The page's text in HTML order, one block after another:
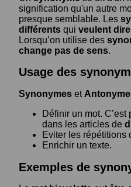
signification qu'un autre
presque semblable. Les
différents qui veulent
Lorsqu’on utilise des
change pas de sens.
Usage des
Synonymes et
Définir un mot.
dans les articles de
Eviter les répétitions
Enrichir un texte.
Exemples de